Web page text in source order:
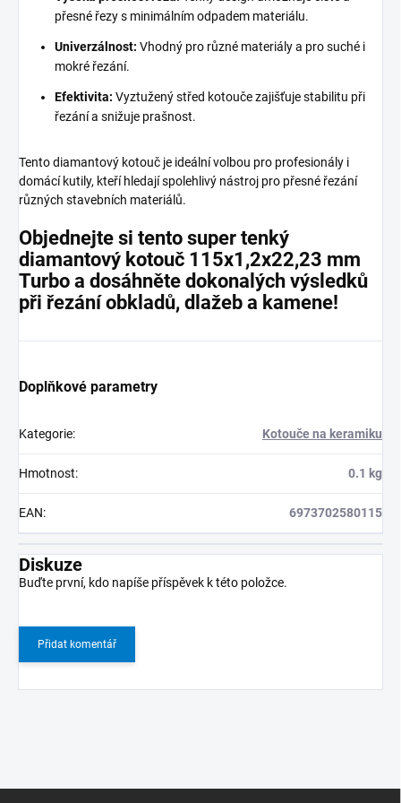
přesné řezy s minimálním odpadem materiálu.
Univerzálnost: Vhodný pro různé materiály a pro suché i
mokré řezání.
Efektivita: Vyztužený střed kotouče zajišťuje stabilitu při
řezání a snižuje prašnost.
Tento diamantový kotouč je ideální volbou pro profesionály i
domácí kutily, kteří hledají spolehlivý nástroj pro přesné řezání
různých stavebních materiálů.
Objednejte si tento super tenký
diamantový kotouč 115x1,2x22,23 mm
Turbo a dosáhněte dokonalých výsledků
při řezání obkladů, dlažeb a kamene!
Doplňkové parametry
Kategorie: Kotouče na keramiku
Hmotnost: 0.1 kg
EAN: 6973702580115
Diskuze
Buďte první, kdo napíše příspěvek k této položce.
Přidat komentář